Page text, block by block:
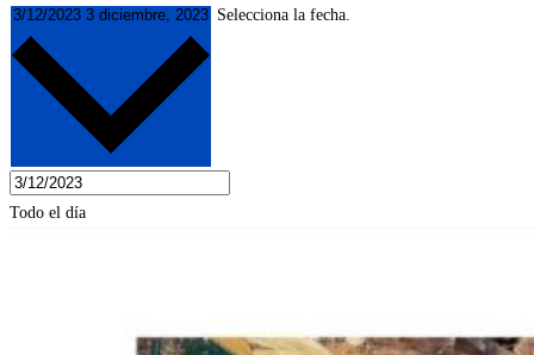
3/12/2023 3 diciembre, 2023 Selecciona la fecha.
Todo el día